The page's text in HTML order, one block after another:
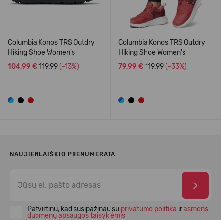
Columbia Konos TRS Outdry
Hiking Shoe Women's
104,99 € 119.99 (-13%)
Columbia Konos TRS Outdry
Hiking Shoe Women's
79,99 € 119.99 (-33%)
NAUJIENLAIŠKIO PRENUMERATA
Patvirtinu, kad susipažinau su privatumo politika irasmens
duomenų apsaugos taisyklėmis